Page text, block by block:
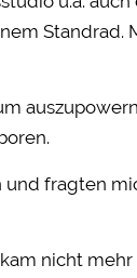
Standrad.
fragten
nicht